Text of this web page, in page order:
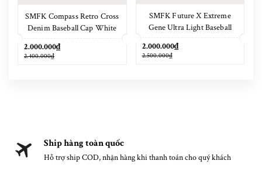
SMFK Compass Retro Cross
Denim Baseball Cap White
2.000.000₫
2.400.000₫
SMFK Future X Extreme
Gene Ultra Light Baseball
2.000.000₫
2.500.000₫
Ship hàng toàn quốc
Hỗ trợ ship COD, nhận hàng khi thanh toán cho quý khách